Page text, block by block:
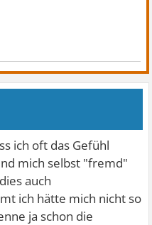
ich oft das Gefühl
mich selbst "fremd"
auch
ich hätte mich nicht so
ja schon die